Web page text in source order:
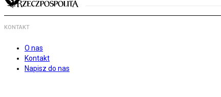
KONTAKT
O nas
Kontakt
Napisz do nas